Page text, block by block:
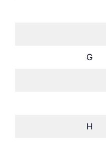
G
H